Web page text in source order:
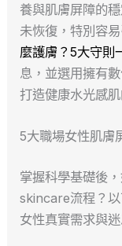
養與肌膚屏障的
未恢復，特別容
麼護膚？5大守則
息，並選用擁有
打造健康水光感
5大職場女性肌膚
掌握科學基礎後
skincare流程？
女性真實需求與迷